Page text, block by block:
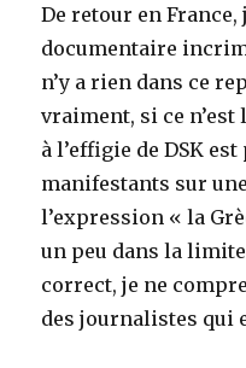
De retour en France,
documentaire
n’y a rien dans ce
vraiment, si ce
à l’effigie de DSK
manifestants sur
l’expression « la
un peu dans la
correct, je ne
des journalistes qui